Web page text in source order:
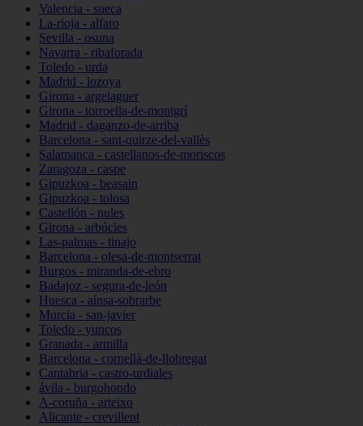
Valencia - sueca
La-rioja - alfaro
Sevilla - osuna
Navarra - ribaforada
Toledo - urda
Madrid - lozoya
Girona - argelaguer
Girona - torroella-de-montgrí
Madrid - daganzo-de-arriba
Barcelona - sant-quirze-del-vallès
Salamanca - castellanos-de-moriscos
Zaragoza - caspe
Gipuzkoa - beasain
Gipuzkoa - tolosa
Castellón - nules
Girona - arbúcies
Las-palmas - tinajo
Barcelona - olesa-de-montserrat
Burgos - miranda-de-ebro
Badajoz - segura-de-león
Huesca - aínsa-sobrarbe
Murcia - san-javier
Toledo - yuncos
Granada - armilla
Barcelona - cornellà-de-llobregat
Cantabria - castro-urdiales
ávila - burgohondo
A-coruña - arteixo
Alicante - crevillent